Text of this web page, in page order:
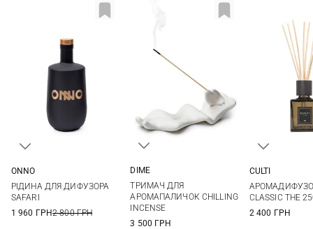
ONNO
РІДИНА ДЛЯ ДИФУЗОРА
SAFARI
1 960 ГРН2 800 ГРН
DIME
ТРИМАЧ ДЛЯ
АРОМАПАЛИЧОК CHILLING
INCENSE
3 500 ГРН
CULTI
CLASSIC THE
2 400 ГРН